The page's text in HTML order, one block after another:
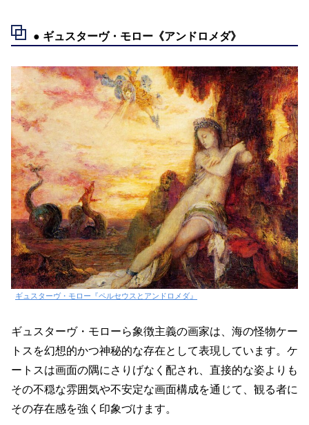
● ギュスターヴ・モロー《アンドロメダ》
ギュスターヴ・モロー『ペルセウスとアンドロメダ』
ギュスターヴ・モローら象徴主義の画家は、海の怪物ケー
トスを幻想的かつ神秘的な存在として表現しています。ケ
ートスは画面の隅にさりげなく配され、直接的な姿よりも
その不穏な雰囲気や不安定な画面構成を通じて、観る者に
その存在感を強く印象づけます。